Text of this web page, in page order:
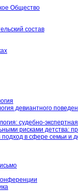
Общество
состав
девиантного
судебно-
рисками детства:
в сфере семьи и